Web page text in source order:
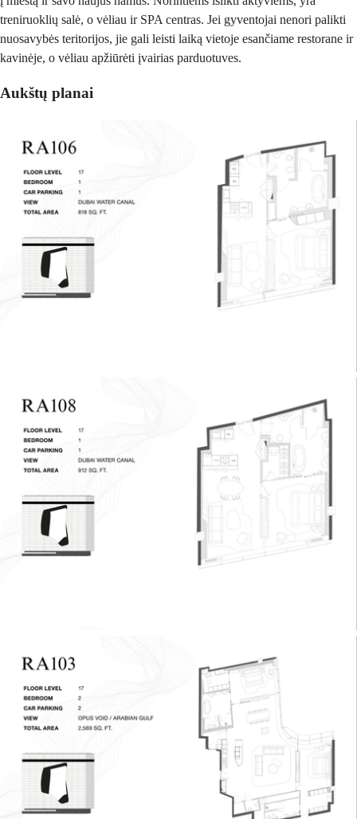
treniruoklių salė, o vėliau ir SPA centras. Jei gyventojai nenori palikti
nuosavybės teritorijos, jie gali leisti laiką vietoje esančiame restorane ir
kavinėje, o vėliau apžiūrėti įvairias parduotuves.
Aukštų planai